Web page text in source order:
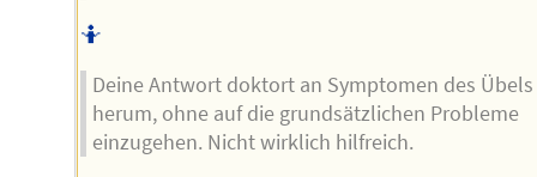
🤷
Deine Antwort doktort an Symptomen des Übels
herum, ohne auf die grundsätzlichen Probleme
einzugehen. Nicht wirklich hilfreich.